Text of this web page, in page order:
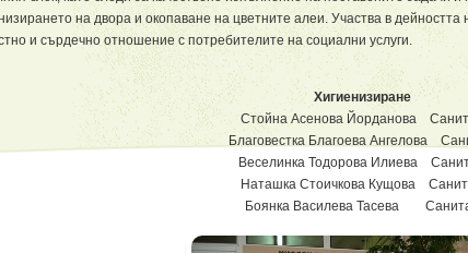
на двора и окопаване на цветните алеи. Участва в
и сърдечно отношение с потребителите на социални услуги.
Хигиенизиране
Стойна Асенова Йорданова
Благовестка Благоева Ангелова
Веселинка Тодорова Илиева
Наташка Стоичкова Кущова
Боянка Василева Тасева